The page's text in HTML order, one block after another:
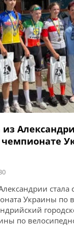
чемпионате
стала
Украины по
по